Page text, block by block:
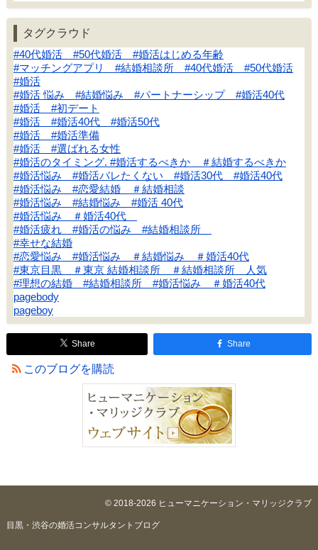
タグクラウド
#40代婚活 #50代婚活 #婚活はじめる年齢
#マッチングアプリ #結婚相談所 #40代婚活 #50代婚活
#婚活
#婚活 悩み #結婚悩み #パートナーシップ #婚活40代
#婚活 #初デート
#婚活 #婚活40代 #婚活50代
#婚活 #婚活準備
#婚活 #選ばれる女性
#婚活のタイミング. #婚活するべきか ＃結婚するべきか
#婚活悩み #婚活バレたくない #婚活30代 #婚活40代
#婚活悩み #恋愛結婚 ＃結婚相談
#婚活悩み #結婚悩み #婚活 40代
#婚活悩み ＃婚活40代
#婚活疲れ #婚活の悩み #結婚相談所
#幸せな結婚
#恋愛悩み #婚活悩み ＃結婚悩み ＃婚活40代
#東京目黒 ＃東京 結婚相談所 ＃結婚相談所 人気
#理想の結婚 #結婚相談所 #婚活悩み ＃婚活40代
pagebody
pageboy
Share Share
このブログを購読
© 2018-2026 ヒューマニケーション・マリッジクラブ
目黒・渋谷の婚活コンサルタントブログ